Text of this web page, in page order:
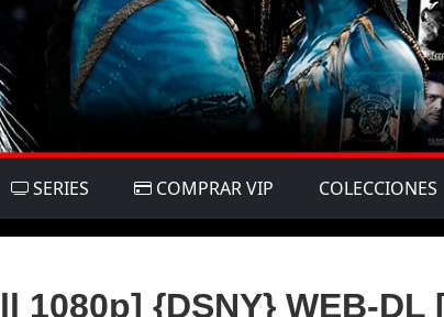
SERIES COMPRAR VIP COLECCIONES
1080p] {DSNY} WEB-DL